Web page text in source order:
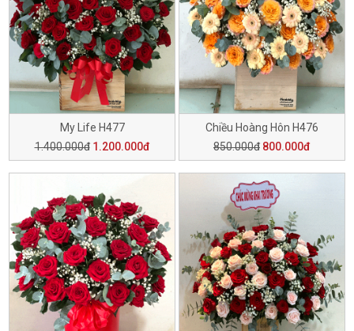
My Life H477
1.400.000đ 1.200.000đ
Chiều Hoàng Hôn H476
850.000đ 800.000đ